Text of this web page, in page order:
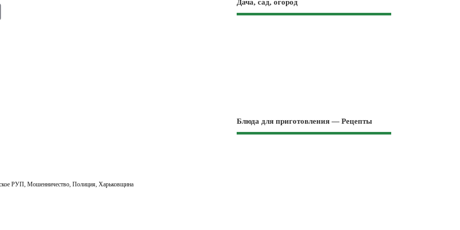
РУП,Мошенничество,Полиция,Харьковщина
Дача, сад, огород
Блюда для приготовления — Рецепты